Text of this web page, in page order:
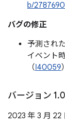
b/
バグの修正
予測され
イベント
（I40059）
バージョン 1.0
2023 年 3 月 22